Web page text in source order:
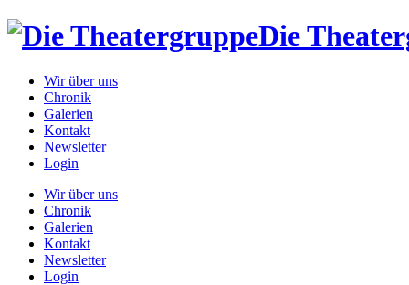
Die
Wir über uns
Chronik
Galerien
Kontakt
Newsletter
Login
Wir über uns
Chronik
Galerien
Kontakt
Newsletter
Login